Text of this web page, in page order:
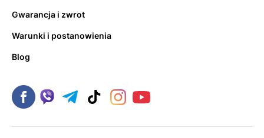
Gwarancja i zwrot
Warunki i postanowienia
Blog